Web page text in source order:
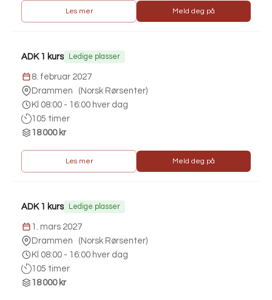
Les mer Meld deg på
ADK 1 kurs Ledige plasser
8. februar 2027
Drammen (Norsk Rørsenter)
Kl 08:00 - 16:00 hver dag
105 timer
18 000 kr
Les mer Meld deg på
ADK 1 kurs Ledige plasser
1. mars 2027
Drammen (Norsk Rørsenter)
Kl 08:00 - 16:00 hver dag
105 timer
18 000 kr